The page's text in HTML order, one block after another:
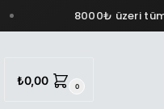
8000₺ üzeri tüm
₺0,00 0